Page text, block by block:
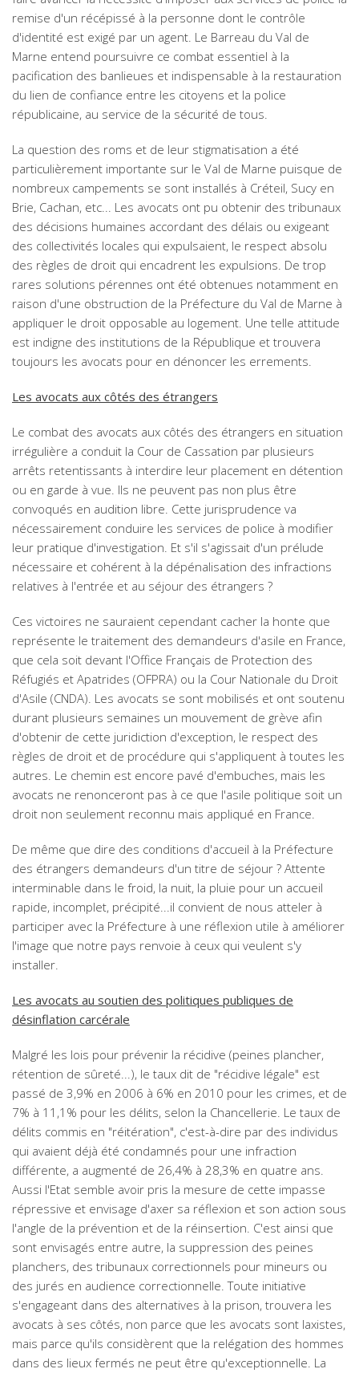
remise d'un récépissé à la personne dont le contrôle
d'identité est exigé par un agent. Le Barreau du Val de
Marne entend poursuivre ce combat essentiel à la
pacification des banlieues et indispensable à la restauration
du lien de confiance entre les citoyens et la police
républicaine, au service de la sécurité de tous.
La question des roms et de leur stigmatisation a été
particulièrement importante sur le Val de Marne puisque de
nombreux campements se sont installés à Créteil, Sucy en
Brie, Cachan, etc... Les avocats ont pu obtenir des tribunaux
des décisions humaines accordant des délais ou exigeant
des collectivités locales qui expulsaient, le respect absolu
des règles de droit qui encadrent les expulsions. De trop
rares solutions pérennes ont été obtenues notamment en
raison d'une obstruction de la Préfecture du Val de Marne à
appliquer le droit opposable au logement. Une telle attitude
est indigne des institutions de la République et trouvera
toujours les avocats pour en dénoncer les errements.
Les avocats aux côtés des étrangers
Le combat des avocats aux côtés des étrangers en situation
irrégulière a conduit la Cour de Cassation par plusieurs
arrêts retentissants à interdire leur placement en détention
ou en garde à vue. Ils ne peuvent pas non plus être
convoqués en audition libre. Cette jurisprudence va
nécessairement conduire les services de police à modifier
leur pratique d'investigation. Et s'il s'agissait d'un prélude
nécessaire et cohérent à la dépénalisation des infractions
relatives à l'entrée et au séjour des étrangers ?
Ces victoires ne sauraient cependant cacher la honte que
représente le traitement des demandeurs d'asile en France,
que cela soit devant l'Office Français de Protection des
Réfugiés et Apatrides (OFPRA) ou la Cour Nationale du Droit
d'Asile (CNDA). Les avocats se sont mobilisés et ont soutenu
durant plusieurs semaines un mouvement de grève afin
d'obtenir de cette juridiction d'exception, le respect des
règles de droit et de procédure qui s'appliquent à toutes les
autres. Le chemin est encore pavé d'embuches, mais les
avocats ne renonceront pas à ce que l'asile politique soit un
droit non seulement reconnu mais appliqué en France.
De même que dire des conditions d'accueil à la Préfecture
des étrangers demandeurs d'un titre de séjour ? Attente
interminable dans le froid, la nuit, la pluie pour un accueil
rapide, incomplet, précipité...il convient de nous atteler à
participer avec la Préfecture à une réflexion utile à améliorer
l'image que notre pays renvoie à ceux qui veulent s'y
installer.
Les avocats au soutien des politiques publiques de
désinflation carcérale
Malgré les lois pour prévenir la récidive (peines plancher,
rétention de sûreté...), le taux dit de "récidive légale" est
passé de 3,9% en 2006 à 6% en 2010 pour les crimes, et de
7% à 11,1% pour les délits, selon la Chancellerie. Le taux de
délits commis en "réitération", c'est-à-dire par des individus
qui avaient déjà été condamnés pour une infraction
différente, a augmenté de 26,4% à 28,3% en quatre ans.
Aussi l'Etat semble avoir pris la mesure de cette impasse
répressive et envisage d'axer sa réflexion et son action sous
l'angle de la prévention et de la réinsertion. C'est ainsi que
sont envisagés entre autre, la suppression des peines
planchers, des tribunaux correctionnels pour mineurs ou
des jurés en audience correctionnelle. Toute initiative
s'engageant dans des alternatives à la prison, trouvera les
avocats à ses côtés, non parce que les avocats sont laxistes,
mais parce qu'ils considèrent que la relégation des hommes
dans des lieux fermés ne peut être qu'exceptionnelle. La